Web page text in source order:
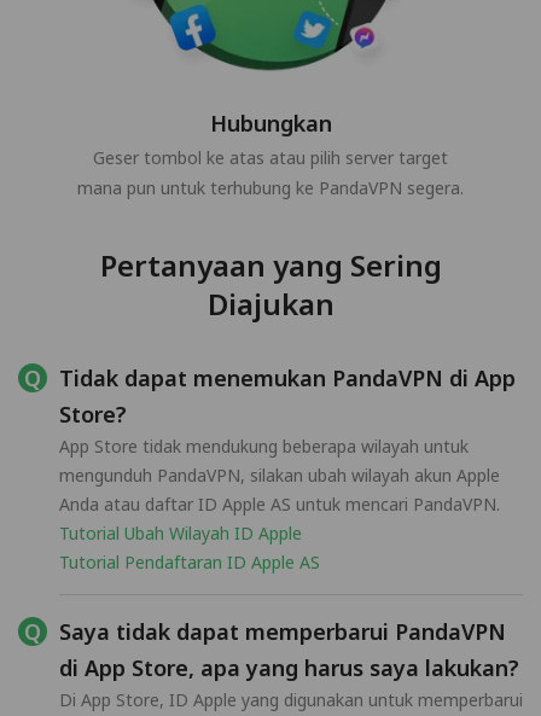
Hubungkan
Geser tombol ke atas atau pilih server target
mana pun untuk terhubung ke PandaVPN segera.
Pertanyaan yang Sering
Diajukan
Tidak dapat menemukan PandaVPN di App
Store?
App Store tidak mendukung beberapa wilayah untuk
mengunduh PandaVPN, silakan ubah wilayah akun Apple
Anda atau daftar ID Apple AS untuk mencari PandaVPN.
Tutorial Ubah Wilayah ID Apple
Tutorial Pendaftaran ID Apple AS
Saya tidak dapat memperbarui PandaVPN
di App Store, apa yang harus saya lakukan?
Di App Store, ID Apple yang digunakan untuk memperbarui